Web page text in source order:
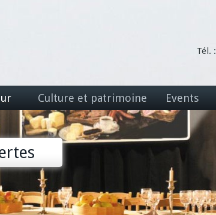
Tél.
Culture et patrimoine Events